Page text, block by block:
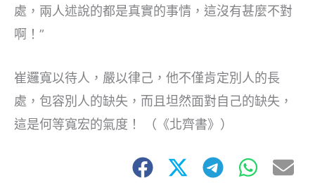
處，兩人述說的都是真實的事情，這沒有甚麼不對
啊！”
崔邏寬以待人，嚴以律己，他不僅肯定別人的長
處，包容別人的缺失，而且坦然面對自己的缺失，
這是何等寬宏的氣度！ （《北齊書》）